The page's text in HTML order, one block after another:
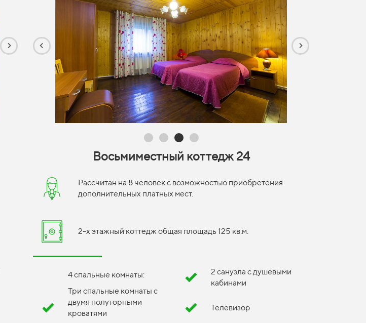
Восьмиместный коттедж 24
Рассчитан на 8 человек с возможностью приобретения
дополнительных платных мест.
2-х этажный коттедж общая площадь 125 кв.м.
4 спальные комнаты:
Три спальные комнаты с
двумя полуторными
кроватями
2 санузла с душевыми
кабинами
Телевизор